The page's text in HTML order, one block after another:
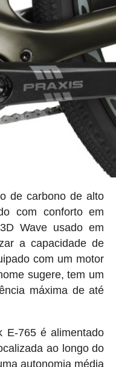
de carbono de alto
com conforto em
Wave usado em
a capacidade de
com um motor
sugere, tem um
máxima de até
E-765 é alimentado
ao longo do
autonomia média